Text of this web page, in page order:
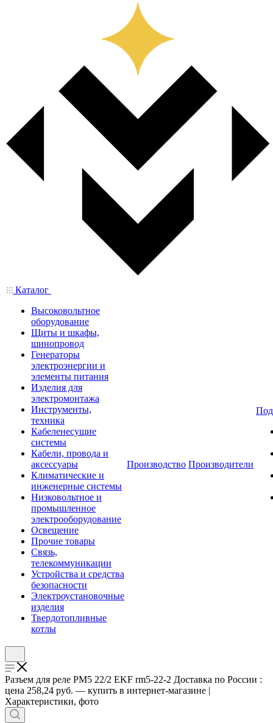
Каталог
Высоковольтное
оборудование
Щиты и шкафы,
шинопровод
Генераторы
электроэнергии и
элементы питания
Изделия для
электромонтажа
Инструменты,
техника
Кабеленесущие
системы
Кабели, провода и
аксессуары
Климатические и
инженерные системы
Низковольтное и
промышленное
электрооборудование
Освещение
Прочие товары
Связь,
телекоммуникации
Устройства и средства
безопасности
Электроустановочные
изделия
Твердотопливные
котлы
Производство Производители
Разъем для реле РM5 22/2 EKF rm5-22-2 Доставка по России :
цена 258,24 руб. — купить в интернет-магазине |
Характеристики, фото